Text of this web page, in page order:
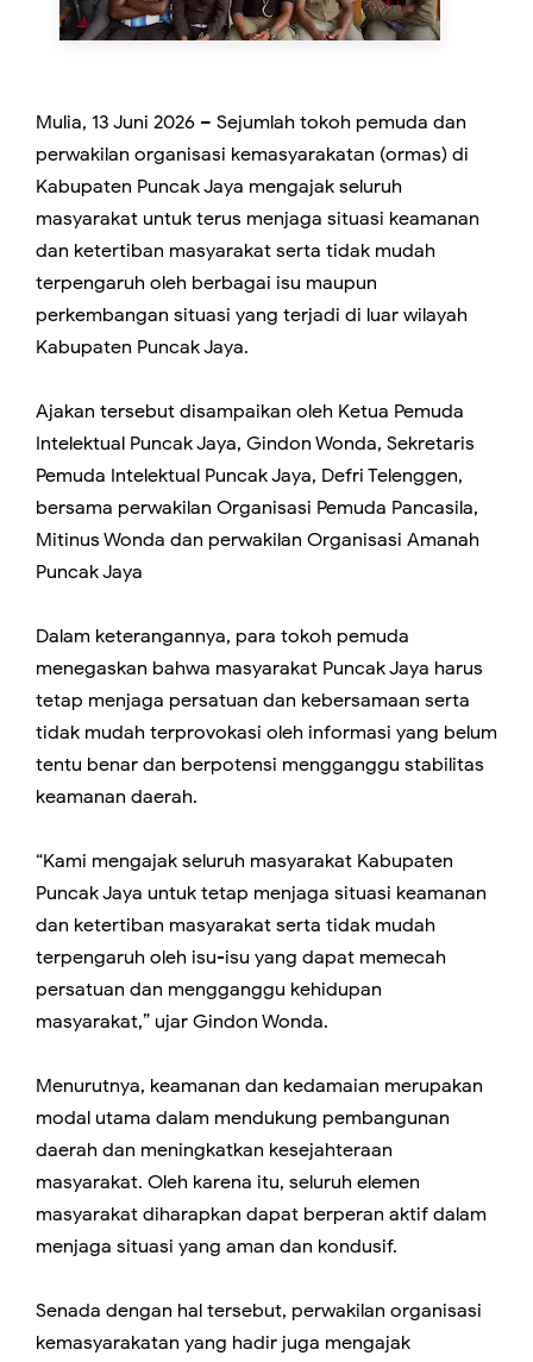
Mulia, 13 Juni 2026 – Sejumlah tokoh pemuda dan
perwakilan organisasi kemasyarakatan (ormas) di
Kabupaten Puncak Jaya mengajak seluruh
masyarakat untuk terus menjaga situasi keamanan
dan ketertiban masyarakat serta tidak mudah
terpengaruh oleh berbagai isu maupun
perkembangan situasi yang terjadi di luar wilayah
Kabupaten Puncak Jaya.
Ajakan tersebut disampaikan oleh Ketua Pemuda
Intelektual Puncak Jaya, Gindon Wonda, Sekretaris
Pemuda Intelektual Puncak Jaya, Defri Telenggen,
bersama perwakilan Organisasi Pemuda Pancasila,
Mitinus Wonda dan perwakilan Organisasi Amanah
Puncak Jaya
Dalam keterangannya, para tokoh pemuda
menegaskan bahwa masyarakat Puncak Jaya harus
tetap menjaga persatuan dan kebersamaan serta
tidak mudah terprovokasi oleh informasi yang belum
tentu benar dan berpotensi mengganggu stabilitas
keamanan daerah.
“Kami mengajak seluruh masyarakat Kabupaten
Puncak Jaya untuk tetap menjaga situasi keamanan
dan ketertiban masyarakat serta tidak mudah
terpengaruh oleh isu-isu yang dapat memecah
persatuan dan mengganggu kehidupan
masyarakat,” ujar Gindon Wonda.
Menurutnya, keamanan dan kedamaian merupakan
modal utama dalam mendukung pembangunan
daerah dan meningkatkan kesejahteraan
masyarakat. Oleh karena itu, seluruh elemen
masyarakat diharapkan dapat berperan aktif dalam
menjaga situasi yang aman dan kondusif.
Senada dengan hal tersebut, perwakilan organisasi
kemasyarakatan yang hadir juga mengajak